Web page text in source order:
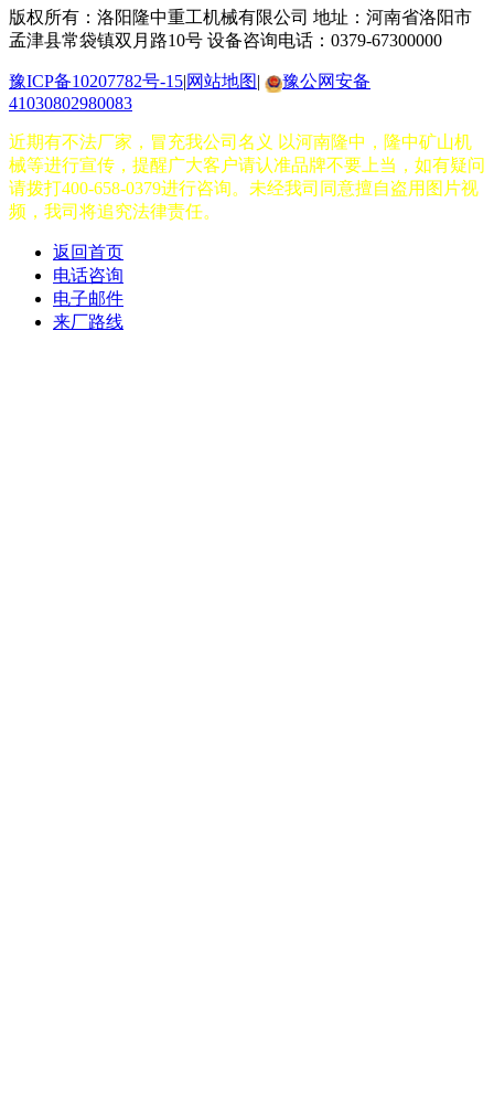
版权所有：洛阳隆中重工机械有限公司 地址：河南省洛阳市
孟津县常袋镇双月路10号 设备咨询电话：0379-67300000
豫ICP备10207782号-15|网站地图|
豫公网安备
41030802980083
近期有不法厂家，冒充我公司名义 以河南隆中，隆中矿山机
械等进行宣传，提醒广大客户请认准品牌不要上当，如有疑问
请拨打400-658-0379进行咨询。未经我司同意擅自盗用图片视
频，我司将追究法律责任。
返回首页
电话咨询
电子邮件
来厂路线